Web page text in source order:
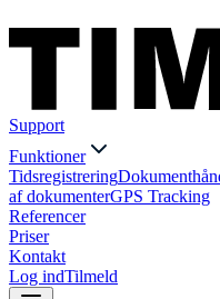
Support
Funktioner
Tidsregistrering
af dokumenterGPS Tracking
Referencer
Priser
Kontakt
Log indTilmeld